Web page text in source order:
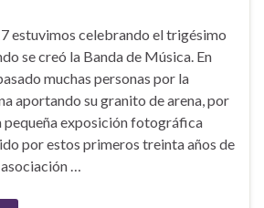
estuvimos celebrando el trigésimo
se creó la Banda de Música. En
muchas personas por la
aportando su granito de arena, por
pequeña exposición fotográfica
por estos primeros treinta años de
…